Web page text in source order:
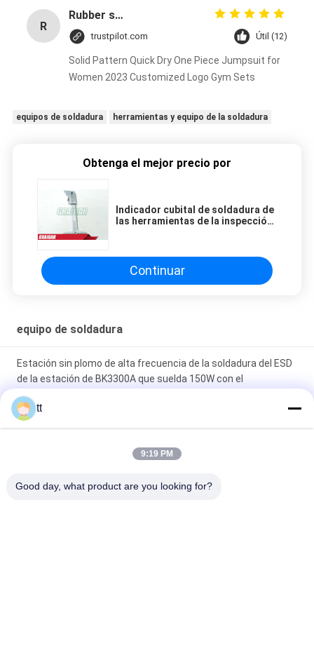
R
Rubber solid forklift tires For material handling forklift
trustpilot.com Útil (12)
Solid Pattern Quick Dry One Piece Jumpsuit for
Women 2023 Customized Logo Gym Sets
equipos de soldadura herramientas y equipo de la soldadura
Obtenga el mejor precio por
Indicador cubital de soldadura de
las herramientas de la inspección
para el tamaño de la soldadura de
prendedero de la medida
Continuar
equipo de soldadura
Estación sin plomo de alta frecuencia de la soldadura del ESD
de la estación de BK3300A que suelda 150W con el
transformador
200V que soldaba con autógena el alambre de cobre puro
celular con el arma del aire caliente y el soldador
tt
9:19 PM
Good day, what product are you looking for?